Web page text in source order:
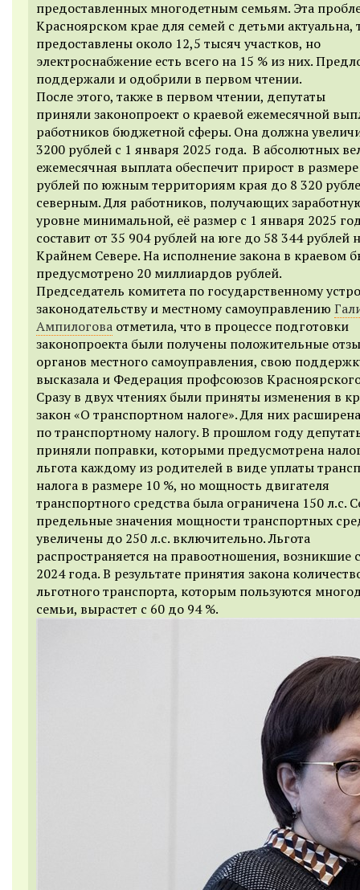
предоставленных многодетным семьям. Эта
Красноярском крае для семей с детьми актуальна,
предоставлены около 12,5 тысяч участков, но
электроснабжение есть всего на 15 % из них.
поддержали и одобрили в первом чтении.
После этого, также в первом чтении, депутаты
принялизаконопроект о краевой ежемесячной
работников бюджетной сферы. Она должна
3200 рублей с 1 января 2025 года. В абсолютных
ежемесячная выплата обеспечит прирост в
рублей по южным территориям края до 8 320
северным. Для работников, получающих
уровне минимальной, её размер с 1 января 2025
составит от 35 904 рублей на юге до 58 344 рублей
Крайнем Севере. На исполнение закона в краевом
предусмотрено 20 миллиардов рублей.
Председатель комитета по государственному
законодательству и местному самоуправлению
Ампилогова отметила, что в процессе подготовки
законопроекта были получены положительные
органов местного самоуправления, свою
высказала и Федерация профсоюзов
Сразу в двух чтениях были приняты изменения в
закон «О транспортном налоге». Для них
по транспортному налогу. В прошлом году
приняли поправки, которыми предусмотрена
льгота каждому из родителей в виде уплаты
налога в размере 10 %, но мощность двигателя
транспортного средства была ограничена 150 л.с.
предельные значения мощности транспортных
увеличены до 250 л.с. включительно. Льгота
распространяется на правоотношения, возникшие
2024 года. В результате принятия закона
льготного транспорта, которым пользуются
семьи, вырастет с 60 до 94 %.